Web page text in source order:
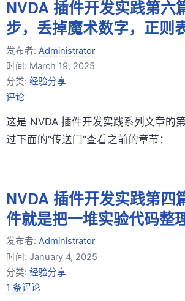
NVDA 插件开发实践第六
步，丢掉魔术数字，正则
发布者: Administrator
时间: March 19, 2025
分类: 经验分享
评论
这是 NVDA 插件开发实践系列文章的
过下面的“传送门”查看之前的章节：
NVDA 插件开发实践第四
件就是把一堆实验代码整
发布者: Administrator
时间: January 4, 2025
分类: 经验分享
1 条评论